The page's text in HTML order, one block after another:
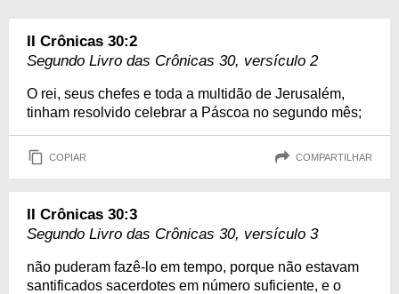
II Crônicas 30:2
Segundo Livro das Crônicas 30, versículo 2
O rei, seus chefes e toda a multidão de Jerusalém,
tinham resolvido celebrar a Páscoa no segundo mês;
COPIAR COMPARTILHAR
II Crônicas 30:3
Segundo Livro das Crônicas 30, versículo 3
não puderam fazê-lo em tempo, porque não estavam
santificados sacerdotes em número suficiente, e o